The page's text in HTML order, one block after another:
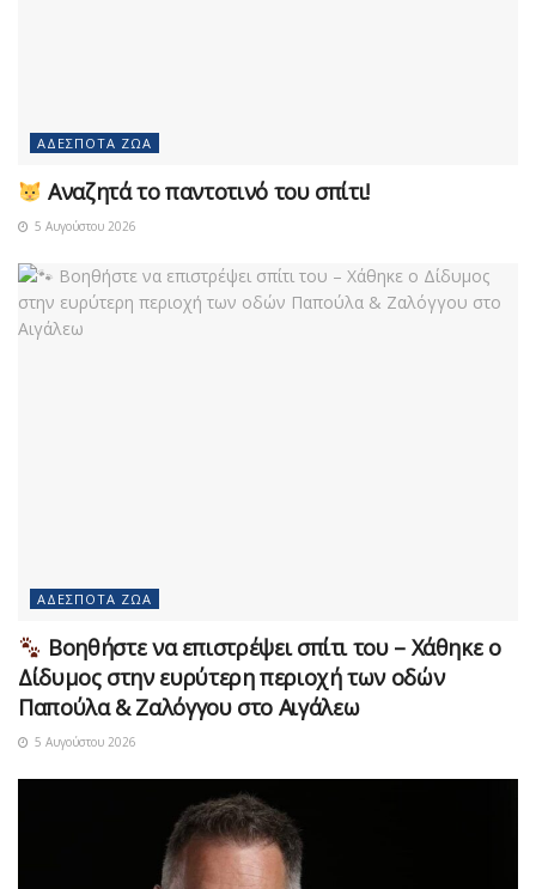
ΑΔΈΣΠΟΤΑ ΖΏΑ
Αναζητά το παντοτινό του σπίτι!
5 Αυγούστου 2026
ΑΔΈΣΠΟΤΑ ΖΏΑ
Βοηθήστε να επιστρέψει σπίτι του – Χάθηκε ο
Δίδυμος στην ευρύτερη περιοχή των οδών
Παπούλα & Ζαλόγγου στο Αιγάλεω
5 Αυγούστου 2026